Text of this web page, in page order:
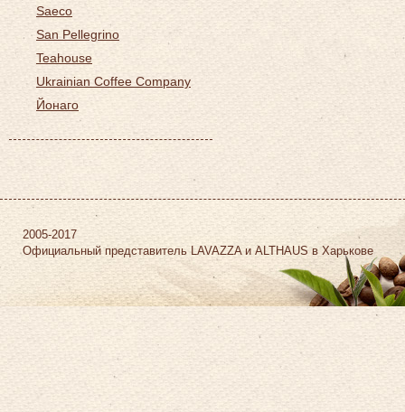
Saeco
San Pellegrino
Teahouse
Ukrainian Coffee Company
Йонаго
2005-2017
Официальный представитель LAVAZZA и ALTHAUS в Харькове